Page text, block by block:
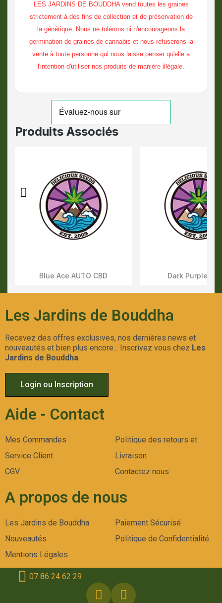
LES JARDINS DE BOUDDHA vend toutes les graines
strictement à des fins de collection et de préservation de
la génétique. Nous ne tolérons ni n'encourageons la
germination de graines de cannabis et nous refuserons la
vente à toute personne qui nous laisse penser qu'elle a
l'intention d'utiliser nos produits de manière illégale.
Produits Associés
Aperçu Rapide
Blue Ace AUTO CBD Aperçu
Dark Purple
Les Jardins de Bouddha
Recevez des offres exclusives, nos dernières news et
nouveautés et bien plus encore... Inscrivez vous chez Les
Jardins de Bouddha
Login ou Inscription
Aide - Contact
Mes Commandes
Service Client
CGV
Politique des retours et
Livraison
Contactez nous
A propos de nous
Les Jardins de Bouddha
Nouveautés
Mentions Légales
Paiement Sécurisé
Politique de Confidentialité
07 86 24 62 29